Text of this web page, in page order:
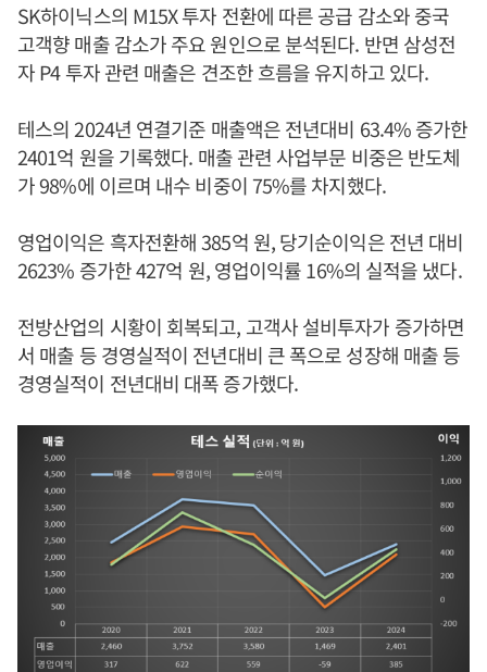
SK하이닉스의 M15X 투자 전환에 따른 공급 감소와 중국
고객향 매출 감소가 주요 원인으로 분석된다. 반면 삼성전
자 P4 투자 관련 매출은 견조한 흐름을 유지하고 있다.
테스의 2024년 연결기준 매출액은 전년대비 63.4% 증가한
2401억 원을 기록했다. 매출 관련 사업부문 비중은 반도체
가 98%에 이르며 내수 비중이 75%를 차지했다.
영업이익은 흑자전환해 385억 원, 당기순이익은 전년 대비
2623% 증가한 427억 원, 영업이익률 16%의 실적을 냈다.
전방산업의 시황이 회복되고, 고객사 설비투자가 증가하면
서 매출 등 경영실적이 전년대비 큰 폭으로 성장해 매출 등
경영실적이 전년대비 대폭 증가했다.